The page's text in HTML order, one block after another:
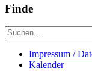
Finde
Suche
nach:
Impressum /
Kalender